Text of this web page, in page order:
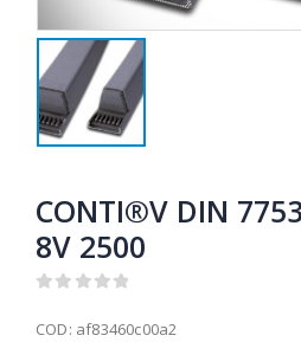
CONTI®V DIN
8V 2500
COD: af83460c00a2